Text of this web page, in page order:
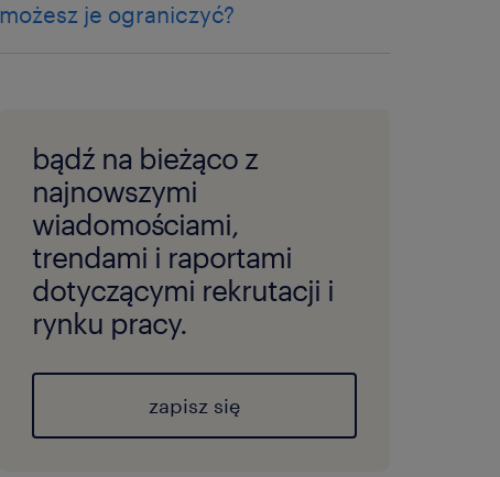
możesz je ograniczyć?
bądź na bieżąco z
najnowszymi
wiadomościami,
trendami i raportami
dotyczącymi rekrutacji i
rynku pracy.
zapisz się